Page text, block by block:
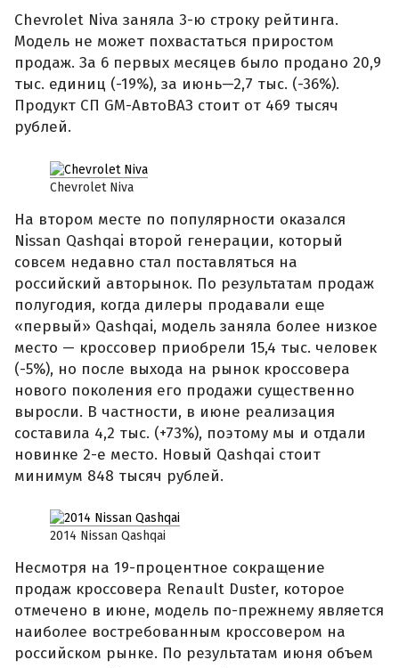
Chevrolet Niva заняла 3-ю строку рейтинга.
Модель не может похвастаться приростом
продаж. За 6 первых месяцев было продано 20,9
тыс. единиц (-19%), за июнь—2,7 тыс. (-36%).
Продукт СП GM-АвтоВАЗ стоит от 469 тысяч
рублей.
Chevrolet Niva
На втором месте по популярности оказался
Nissan Qashqai второй генерации, который
совсем недавно стал поставляться на
российский авторынок. По результатам продаж
полугодия, когда дилеры продавали еще
«первый» Qashqai, модель заняла более низкое
место — кроссовер приобрели 15,4 тыс. человек
(-5%), но после выхода на рынок кроссовера
нового поколения его продажи существенно
выросли. В частности, в июне реализация
составила 4,2 тыс. (+73%), поэтому мы и отдали
новинке 2-е место. Новый Qashqai стоит
минимум 848 тысяч рублей.
2014 Nissan Qashqai
Несмотря на 19-процентное сокращение
продаж кроссовера Renault Duster, которое
отмечено в июне, модель по-прежнему является
наиболее востребованным кроссовером на
российском рынке. По результатам июня объем